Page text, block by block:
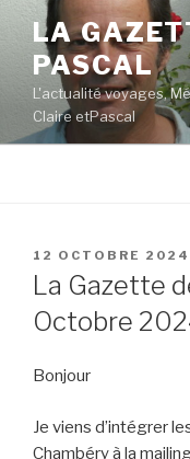
Aller
contenu
principal
LA
PASCAL
L'actualité voyages,
Claire etPascal
PUBLIÉ
LE
12 OCTOBRE 2024
La Gazette
Octobre
Bonjour
Je viens d’intégrer
Chambéry à la